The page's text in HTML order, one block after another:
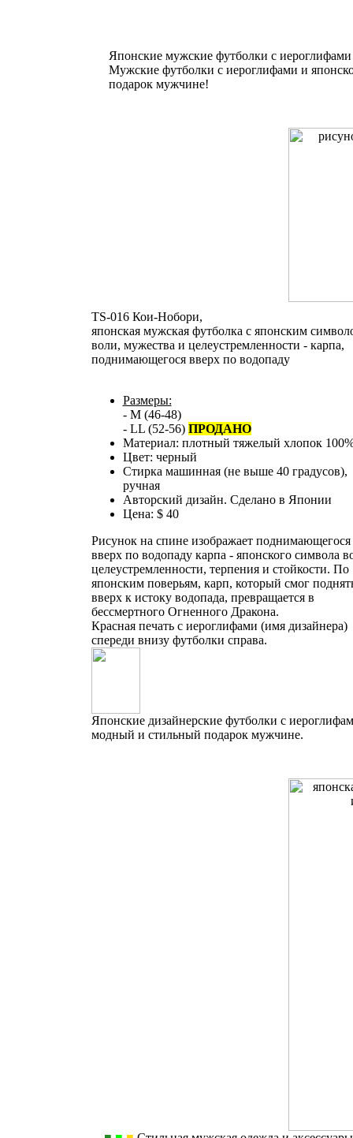
Японские мужские футболки с
Мужские футболки с иероглифами и
подарок мужчине!
TS-016 Кои-Нобори,
японская мужская футболка с японским
воли, мужества и целеустремленности - карпа,
поднимающегося вверх по водопаду
Размеры:
- M (46-48)
- LL (52-56) ПРОДАНО
Материал: плотный тяжелый хлопок
Цвет: черный
Стирка машинная (не выше 40
ручная
Авторский дизайн. Сделано в Японии
Цена: $ 40
Рисунок на спине изображает поднимающегося
вверх по водопаду карпа - японского символа
целеустремленности, терпения и стойкости. По
японским поверьям, карп, который смог
вверх к истоку водопада, превращается в
бессмертного Огненного Дракона.
Красная печать с иероглифами (имя дизайнера)
спереди внизу футболки справа.
Японские дизайнерские футболки с
модный и стильный подарок мужчине.